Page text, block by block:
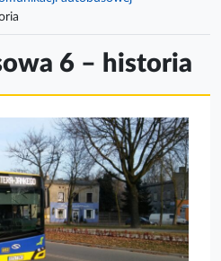
6 – historia